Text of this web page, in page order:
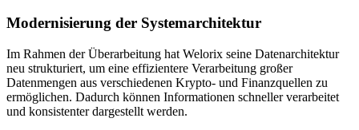
Modernisierung der Systemarchitektur
Im Rahmen der Überarbeitung hat Welorix seine Datenarchitektur
neu strukturiert, um eine effizientere Verarbeitung großer
Datenmengen aus verschiedenen Krypto- und Finanzquellen zu
ermöglichen. Dadurch können Informationen schneller verarbeitet
und konsistenter dargestellt werden.